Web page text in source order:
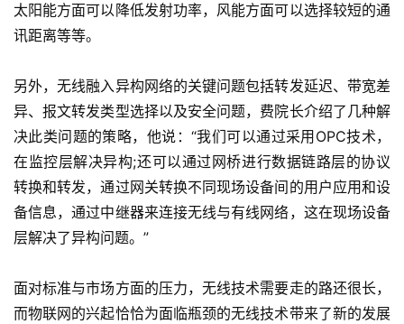
太阳能方面可以降低发射功率，风能方面可以选择较短的通
讯距离等等。
另外，无线融入异构网络的关键问题包括转发延迟、带宽差
异、报文转发类型选择以及安全问题，费院长介绍了几种解
决此类问题的策略，他说：“我们可以通过采用OPC技术，
在监控层解决异构;还可以通过网桥进行数据链路层的协议
转换和转发，通过网关转换不同现场设备间的用户应用和设
备信息，通过中继器来连接无线与有线网络，这在现场设备
层解决了异构问题。”
面对标准与市场方面的压力，无线技术需要走的路还很长，
而物联网的兴起恰恰为面临瓶颈的无线技术带来了新的发展